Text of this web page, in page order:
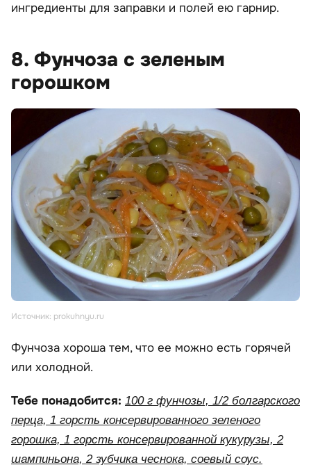
ингредиенты для заправки и полей ею гарнир.
8. Фунчоза с зеленым
горошком
Источник: prokuhnyu.ru
Фунчоза хороша тем, что ее можно есть горячей
или холодной.
Тебе понадобится: 100 г фунчозы, 1/2 болгарского
перца, 1 горсть консервированного зеленого
горошка, 1 горсть консервированной кукурузы, 2
шампиньона, 2 зубчика чеснока, соевый соус.